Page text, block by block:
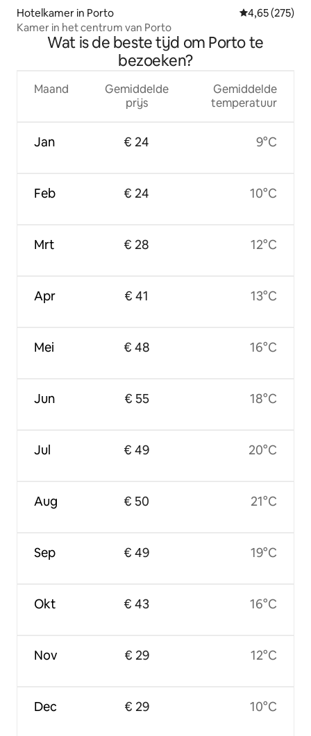
Hotelkamer in Porto Gemiddelde
4,65 (275)
Kamer in het centrum van Porto
Wat is de beste tijd om Porto te
bezoeken?
Maand
Jan
Feb
Mrt
Apr
Mei
Jun
Jul
Aug
Sep
Okt
Nov
Dec
Gemiddelde
prijs
€ 24
€ 24
€ 28
€ 41
€ 48
€ 55
€ 49
€ 50
€ 49
€ 43
€ 29
€ 29
Gemiddelde
temperatuur
9°C
10°C
12°C
13°C
16°C
18°C
20°C
21°C
19°C
16°C
12°C
10°C